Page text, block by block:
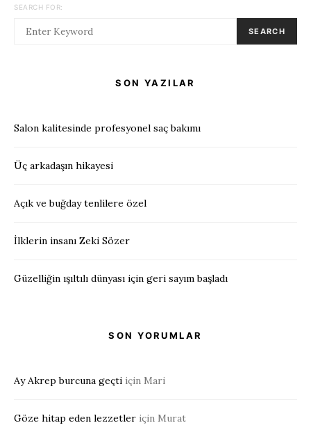
SEARCH FOR:
SEARCH
SON YAZILAR
Salon kalitesinde profesyonel saç bakımı
Üç arkadaşın hikayesi
Açık ve buğday tenlilere özel
İlklerin insanı Zeki Sözer
Güzelliğin ışıltılı dünyası için geri sayım başladı
SON YORUMLAR
Ay Akrep burcuna geçti için Mari
Göze hitap eden lezzetler için Murat